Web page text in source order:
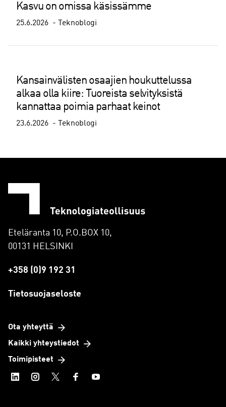
Kasvu on omissa käsissämme
25.6.2026 Teknoblogi
Kansainvälisten osaajien houkuttelussa
alkaa olla kiire: Tuoreista selvityksistä
kannattaa poimia parhaat keinot
23.6.2026 Teknoblogi
Eteläranta 10, P.O.BOX 10,
00131 HELSINKI
+358 (0)9 192 31
Tietosuojaseloste
Ota yhteyttä
Kaikki yhteystiedot
Toimipisteet